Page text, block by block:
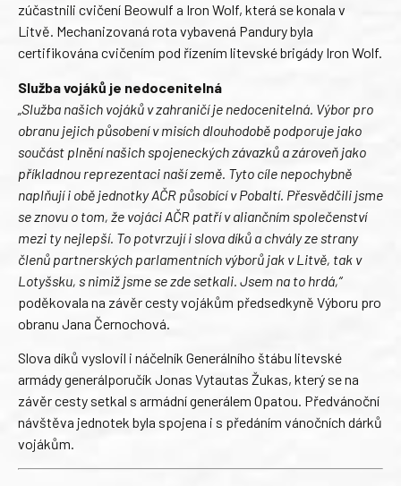
zúčastnili cvičení Beowulf a Iron Wolf, která se konala v
Litvě. Mechanizovaná rota vybavená Pandury byla
certifikována cvičením pod řízením litevské brigády Iron Wolf.
Služba vojáků je nedocenitelná
„Služba našich vojáků v zahraničí je nedocenitelná. Výbor pro
obranu jejich působení v misích dlouhodobě podporuje jako
součást plnění našich spojeneckých závazků a zároveň jako
příkladnou reprezentaci naší země. Tyto cíle nepochybně
naplňují i obě jednotky AČR působící v Pobaltí. Přesvědčili jsme
se znovu o tom, že vojáci AČR patří v aliančním společenství
mezi ty nejlepší. To potvrzují i slova díků a chvály ze strany
členů partnerských parlamentních výborů jak v Litvě, tak v
Lotyšsku, s nimiž jsme se zde setkali. Jsem na to hrdá,“
poděkovala na závěr cesty vojákům předsedkyně Výboru pro
obranu Jana Černochová.
Slova díků vyslovil i náčelník Generálního štábu litevské
armády generálporučík Jonas Vytautas Žukas, který se na
závěr cesty setkal s armádní generálem Opatou. Předvánoční
návštěva jednotek byla spojena i s předáním vánočních dárků
vojákům.